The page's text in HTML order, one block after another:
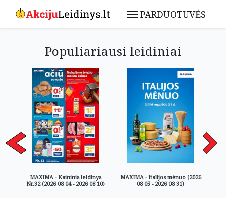
PARDUOTUVĖS
Populiariausi leidiniai
MAXIMA - Kaininis leidinys
Nr.32 (2026 08 04 - 2026 08 10)
MAXIMA - Italijos mėnuo (2026
08 05 - 2026 08 31)